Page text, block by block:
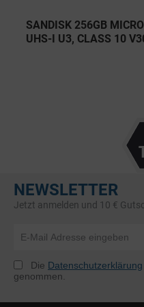
SANDISK 256GB
UHS-I U3, CLASS 10
NEWSLETTER
Jetzt anmelden und 10 €
Die Datenschutzerklärung
genommen.